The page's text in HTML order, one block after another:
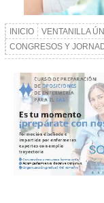
INICIO VENTANILLA
CONGRESOS Y